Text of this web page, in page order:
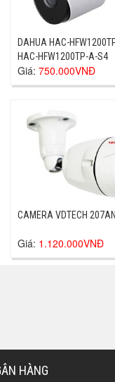
DAHUA HAC-
HAC-HFW1200TP-A-S4
Giá: 750.000VNĐ
CAMERA VDTECH
Giá: 1.120.000VNĐ
HÀNG